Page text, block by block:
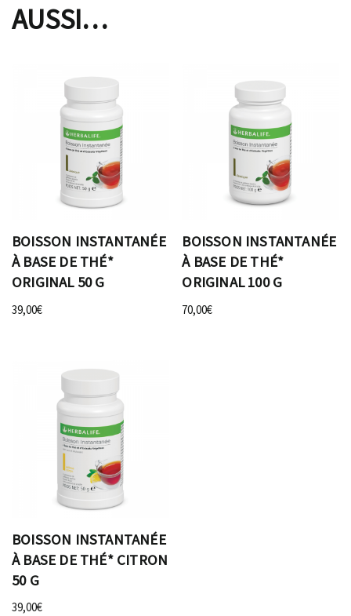
AUSSI…
BOISSON INSTANTANÉE
À BASE DE THÉ*
ORIGINAL 50 G
39,00€
BOISSON INSTANTANÉE
À BASE DE THÉ*
ORIGINAL 100 G
70,00€
BOISSON INSTANTANÉE
À BASE DE THÉ* CITRON
50 G
39,00€